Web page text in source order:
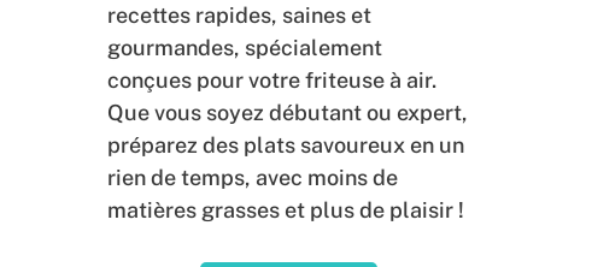
recettes rapides, saines et
gourmandes, spécialement
conçues pour votre friteuse à air.
Que vous soyez débutant ou expert,
préparez des plats savoureux en un
rien de temps, avec moins de
matières grasses et plus de plaisir !